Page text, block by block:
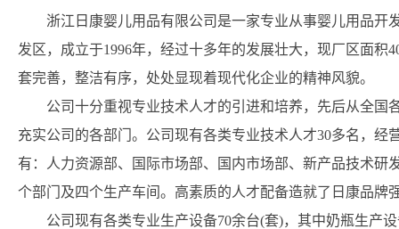
浙江日康婴儿用品有限公司是一家专业从事婴儿用品
发区，成立于1996年，经过十多年的发展壮大，现厂区面
套完善，整洁有序，处处显现着现代化企业的精神风貌。
公司十分重视专业技术人才的引进和培养，先后从全
充实公司的各部门。公司现有各类专业技术人才30多名，经
有：人力资源部、国际市场部、国内市场部、新产品技术
个部门及四个生产车间。高素质的人才配备造就了日康品牌
公司现有各类专业生产设备70余台(套)，其中奶瓶生产